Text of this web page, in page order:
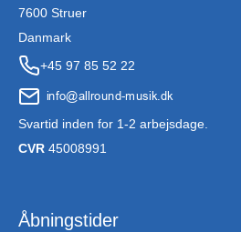
7600 Struer
Danmark
+45 97 85 52 22
Svartid inden for 1-2 arbejsdage.
CVR 45008991
Åbningstider